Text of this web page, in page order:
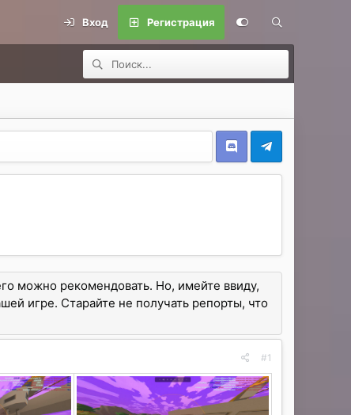
Вход Регистрация
можно рекомендовать. Но, имейте ввиду,
игре. Старайте не получать репорты, что
#1